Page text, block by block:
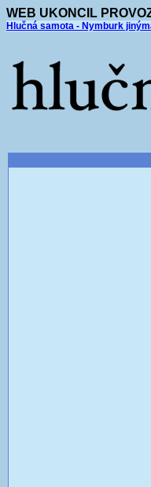
WEB UKONCIL
Hlučná samota - Nymburk